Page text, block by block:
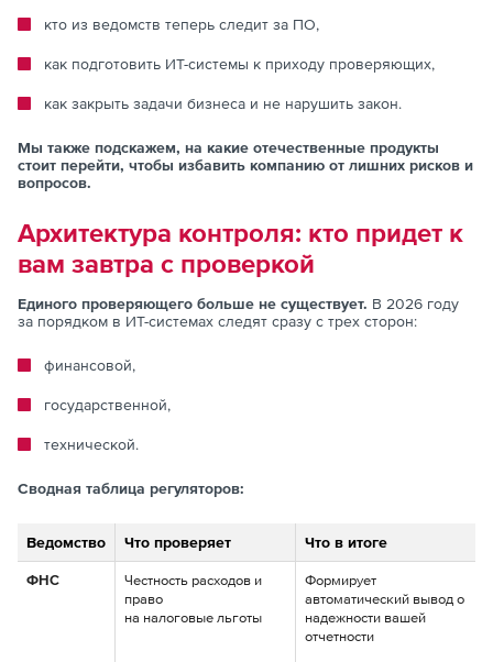
кто из ведомств теперь следит за ПО,
как подготовить ИТ-системы к приходу проверяющих,
как закрыть задачи бизнеса и не нарушить закон.
Мы также подскажем, на какие отечественные продукты
стоит перейти, чтобы избавить компанию от лишних рисков и
вопросов.
Архитектура контроля: кто придет к
вам завтра с проверкой
Единого проверяющего больше не существует. В 2026 году
за порядком в ИТ-системах следят сразу с трех сторон:
финансовой,
государственной,
технической.
Сводная таблица регуляторов:
Ведомство Что проверяет Что в итоге
ФНС
Честность расходов и
право
на налоговые льготы
Формирует
автоматический вывод о
надежности вашей
отчетности